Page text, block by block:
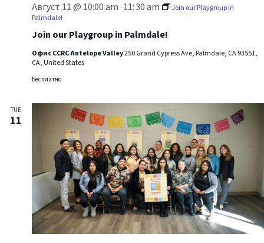
Join our Playgroup in Palmdale!
Август 11 @ 10:00 am-11:30 am
Join our Playgroup in
Palmdale!
Офис CCRC Antelope Valley250 Grand Cypress Ave, Palmdale, CA 93551,
CA, United States
Бесплатно
TUE
11